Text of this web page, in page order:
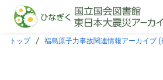
本文に飛ぶ
トップ 福島原子力事故関連情報アーカイブ